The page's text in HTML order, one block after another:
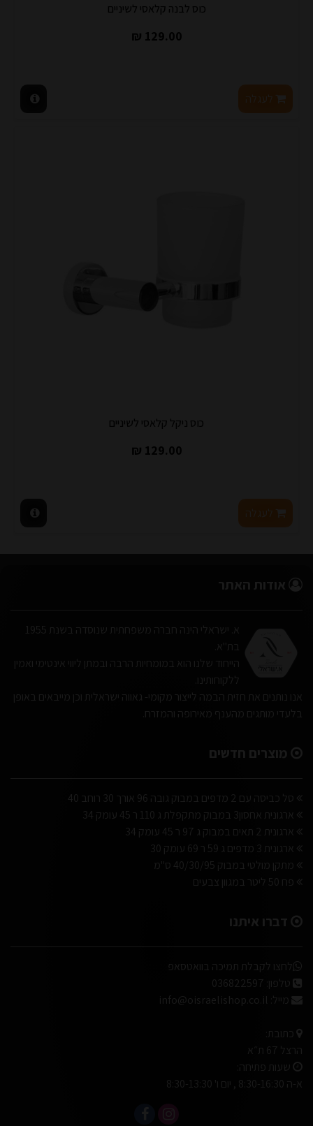
כוס לבנה קלאסי לשיניים
129.00 ₪
לעגלה
כוס ניקל קלאסי לשיניים
129.00 ₪
לעגלה
אודות האתר
א. ישראלי הינה חברה משפחתית שנוסדה בשנת 1955
בת"א.
הייחוד שלנו הוא במומחיות הרבה ובמתן ליווי אינטימי ואמין
ללקוחותינו.
אנו נותנים את חזית הבמה לייצור מקומי- גאווה ישראלית וכן מייבאים באופן
בלעדי מותגים מהענף מאירופה והמזרח.
מוצרים חדשים
סל כביסה עם 2 מדפים במבוק גובה 96 אורך 30 רוחב 40
ארגונית אחסון3 במבוק מתקפלת ג 110 ר 45 עומק 34
ארגונית 2 תאים במבוק ג 97 ר 45 עומק 34
ארגונית 3 מדפים ג 59 ר 69 עומק 30
מתקן מולטי במבוק 40/30/95 ס"מ
פח 50 ליטר במגוון צבעים
דברו איתנו
לחצו לקבלת תמיכה בוואטסאפ
טלפון: 036822597
מייל: info@oisraelishop.co.il
כתובת:
הרצל 67 ת״א
שעות פתיחה:
א-ה 8:30-16:30 , יום ו' 8:30-13:30